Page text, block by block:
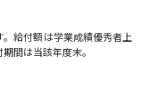
ジュールを立てよう
給付額は学業成績優秀者上
間は当該年度末。